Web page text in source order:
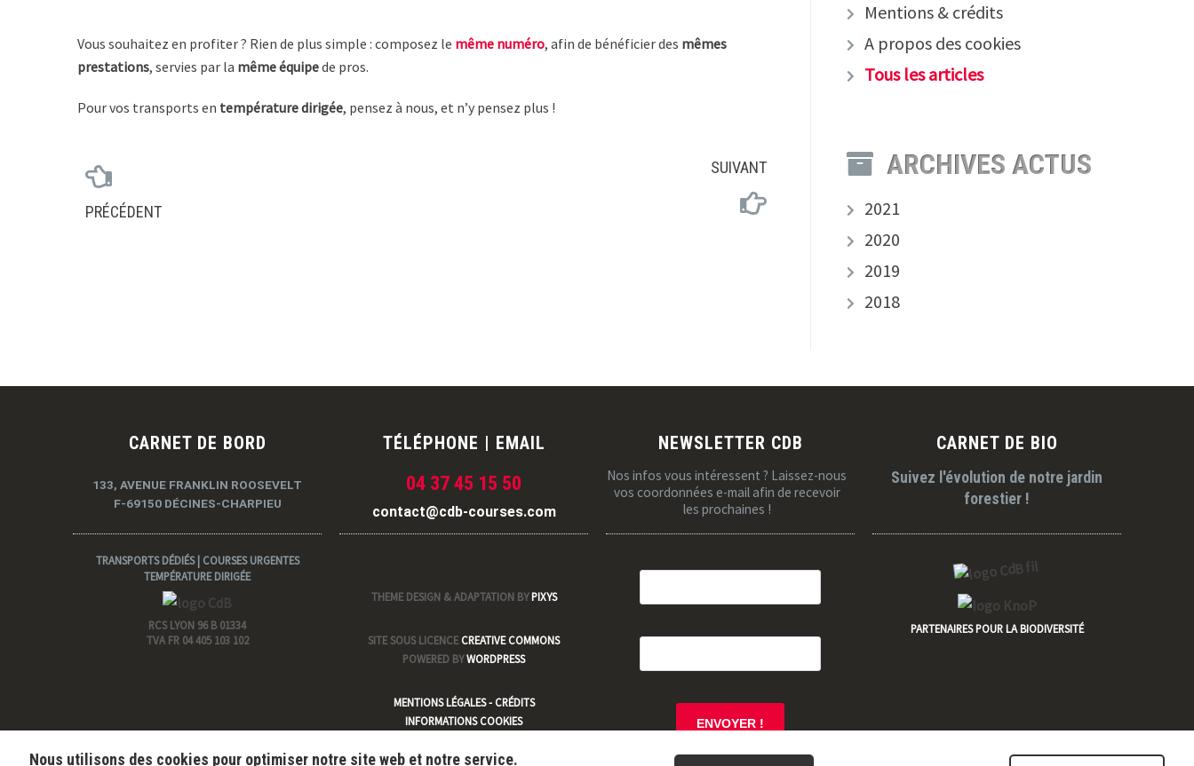
Nous utilisons des cookies pour optimiser notre site web et notre service.
Vous souhaitez en profiter ? Rien de plus simple : composez le même numéro, afin de bénéficier des mêmes
prestations, servies par la même équipede pros.
Pour vos transports en température dirigée, pensez à nous, et n’y pensez plus !
PRÉCÉDENT
SUIVANT
Mentions & crédits
A propos des cookies
Tous les articles
ARCHIVES ACTUS
2021
2020
2019
2018
CARNET DE BORD
133, AVENUE FRANKLIN ROOSEVELT
F-69150 DÉCINES-CHARPIEU
TRANSPORTS DÉDIÉS | COURSES URGENTES
TEMPÉRATURE DIRIGÉE
RCS LYON 96 B 01334
TVA FR 04 405 103 102
TÉLÉPHONE | EMAIL
04 37 45 15 50
contact@cdb-courses.com
THEME DESIGN & ADAPTATION BYPIXYS
SITE SOUS LICENCE CREATIVE COMMONS
POWERED BYWORDPRESS
MENTIONS LÉGALES - CRÉDITS
INFORMATIONS COOKIES
NEWSLETTER CDB
Nos infos vous intéressent ? Laissez-nous
vos coordonnées e-mail afin de recevoir
les prochaines !
CARNET DE BIO
Suivez l'évolution de notre jardin
forestier !
PARTENAIRES POUR LA BIODIVERSITÉ